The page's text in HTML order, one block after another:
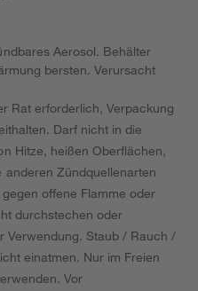
Aerosol. Behälter
bersten. Verursacht
Rat erforderlich, Verpackung
Darf nicht in die
Hitze, heißen Oberflächen,
anderen Zündquellenarten
offene Flamme oder
durchstechen oder
Verwendung. Staub / Rauch /
einatmen. Nur im Freien
Vor